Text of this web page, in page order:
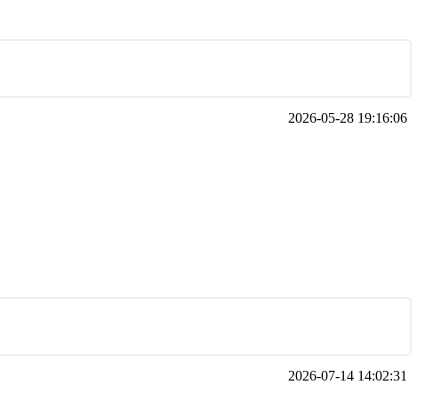
2026-05-28 19:16:06
2026-07-14 14:02:31